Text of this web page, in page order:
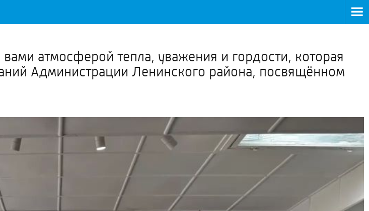
атмосферой тепла, уважения и гордости, которая
Администрации Ленинского района, посвящённом